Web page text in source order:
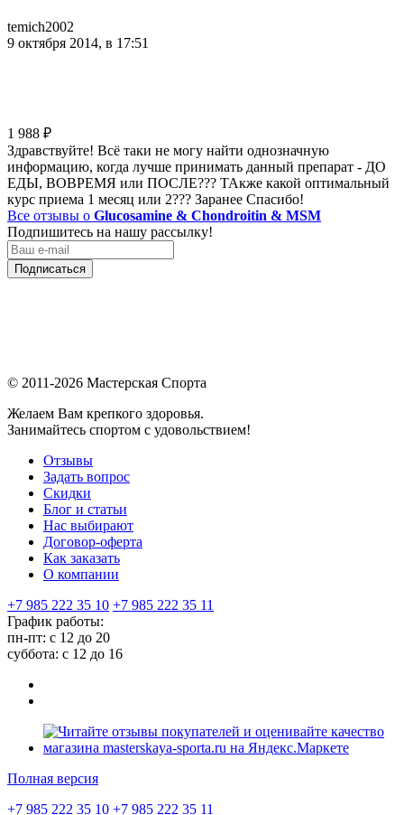
temich2002
9 октября 2014, в 17:51
1 988 ₽
Здравствуйте! Всё таки не могу найти однозначную
информацию, когда лучше принимать данный препарат - ДО
ЕДЫ, ВОВРЕМЯ или ПОСЛЕ??? ТАкже какой оптимальный
курс приема 1 месяц или 2??? Заранее Спасибо!
Все отзывы о Glucosamine & Chondroitin & MSM
Подпишитесь на нашу рассылку!
Подписаться
© 2011-2026 Мастерская Спорта
Желаем Вам крепкого здоровья.
Занимайтесь спортом с удовольствием!
Отзывы
Задать вопрос
Скидки
Блог и статьи
Нас выбирают
Договор-оферта
Как заказать
О компании
+7 985 222 35 10 +7 985 222 35 11
График работы:
пн-пт: с 12 до 20
суббота: c 12 до 16
Полная версия
+7 985 222 35 10 +7 985 222 35 11